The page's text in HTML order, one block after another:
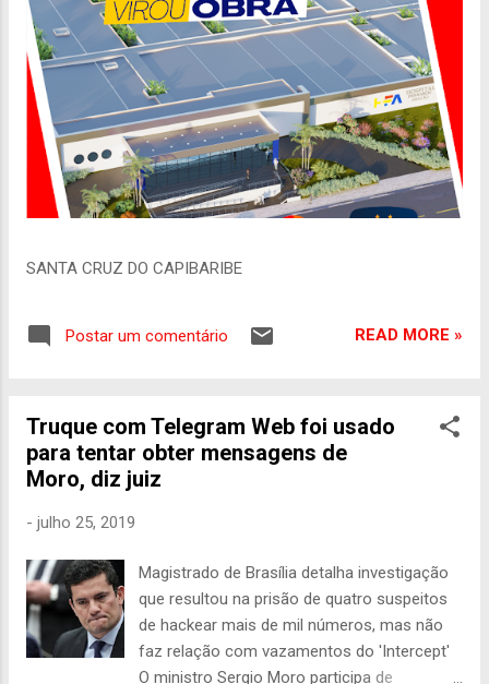
SANTA CRUZ DO CAPIBARIBE
Postar um comentário READ MORE »
Truque com Telegram Web foi usado
para tentar obter mensagens de
Moro, diz juiz
- julho 25, 2019
Magistrado de Brasília detalha investigação
que resultou na prisão de quatro suspeitos
de hackear mais de mil números, mas não
faz relação com vazamentos do 'Intercept'
O ministro Sergio Moro participa de